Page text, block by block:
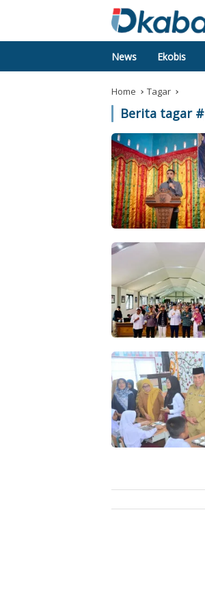
News Ekobis
Home Tagar
Berita tagar #